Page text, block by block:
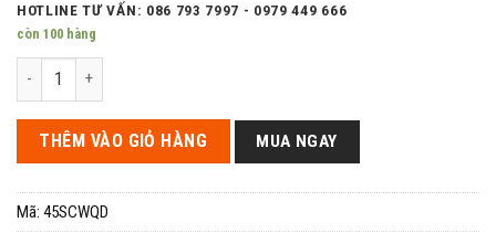
HOTLINE TƯ VẤN: 086 793 7997 - 0979 449 666
còn 100 hàng
Máy câu Daiwa EMBLEM SURF 45 SCW QD Type R (3 lô máy) số lượng
THÊM VÀO GIỎ HÀNG MUA NGAY
Mã: 45SCWQD